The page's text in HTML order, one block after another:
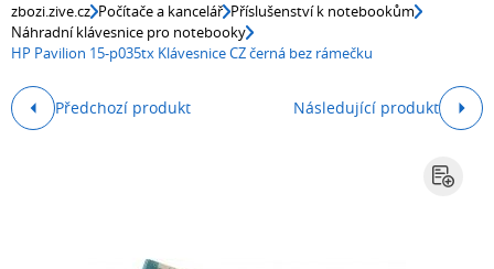
zbozi.zive.cz Počítače a kancelář Příslušenství k notebookům
Náhradní klávesnice pro notebooky
HP Pavilion 15-p035tx Klávesnice CZ černá bez rámečku
Předchozí produkt Následující produkt